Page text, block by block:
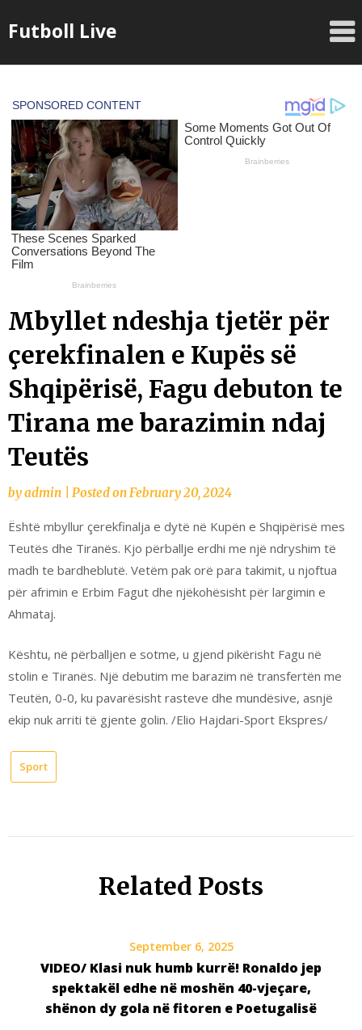
toFutboll Live
Mbyllet ndeshja tjetër për
çerekfinalen e Kupës së
Shqipërisë, Fagu debuton te
Tirana me barazimin ndaj
Teutës
byadmin Posted onFebruary 20, 2024
Është mbyllur çerekfinalja e dytë në Kupën e Shqipërisë mes
Teutës dhe Tiranës. Kjo përballje erdhi me një ndryshim të
madh te bardheblutë. Vetëm pak orë para takimit, u njoftua
për afrimin e Erbim Fagut dhe njëkohësisht për largimin e
Ahmataj.
Kështu, në përballjen e sotme, u gjend pikërisht Fagu në
stolin e Tiranës. Një debutim me barazim në transfertën me
Teutën, 0-0, ku pavarësisht rasteve dhe mundësive, asnjë
ekip nuk arriti të gjente golin. /Elio Hajdari-Sport Ekspres/
Sport
Related Posts
September 6, 2025
VIDEO/ Klasi nuk humb kurrë! Ronaldo jep
spektakël edhe në moshën 40-vjeçare,
shënon dy gola në fitoren e Poetugalisë